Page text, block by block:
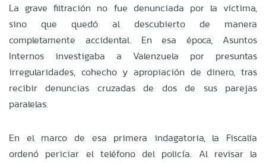
La grave filtración no fue denunciada por la víctima,
sino que quedó al descubierto de manera
completamente accidental. En esa época, Asuntos
Internos investigaba a Valenzuela por presuntas
irregularidades, cohecho y apropiación de dinero, tras
recibir denuncias cruzadas de dos de sus parejas
paralelas.
En el marco de esa primera indagatoria, la Fiscalía
ordenó periciar el teléfono del policía. Al revisar la